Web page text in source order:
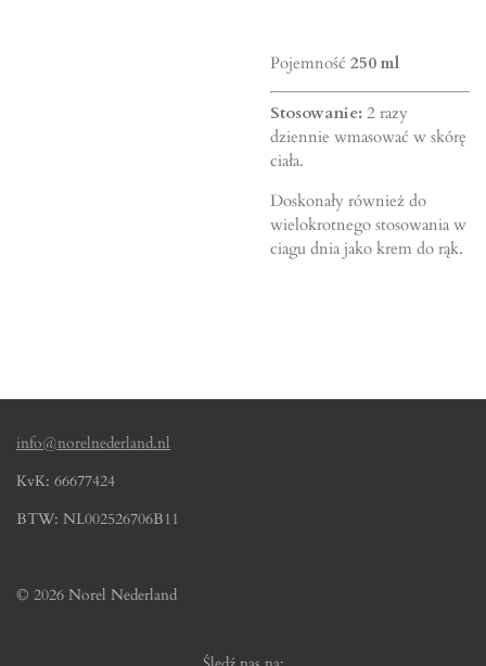
Pojemność 250 ml
Stosowanie: 2 razy
dziennie wmasować w skórę
ciała.
Doskonały również do
wielokrotnego stosowania w
ciagu dnia jako krem do rąk.
info@norelnederland.nl
KvK: 66677424
BTW: NL002526706B11
© 2026 Norel Nederland